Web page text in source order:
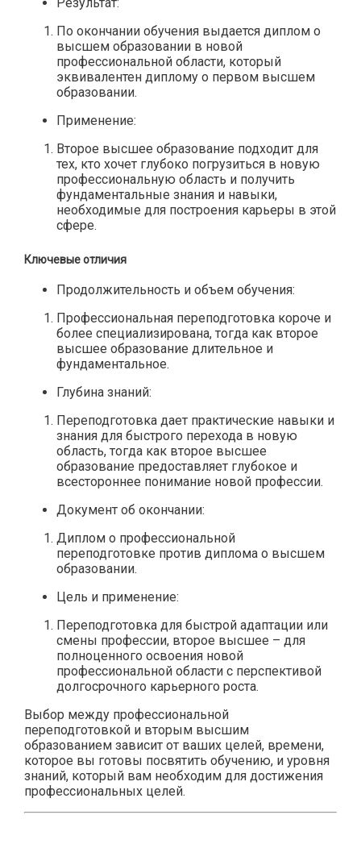
По окончании обучения выдается диплом о
высшем образовании в новой
профессиональной области, который
эквивалентен диплому о первом высшем
образовании.
Применение:
Второе высшее образование подходит для
тех, кто хочет глубоко погрузиться в новую
профессиональную область и получить
фундаментальные знания и навыки,
необходимые для построения карьеры в этой
сфере.
Ключевые отличия
Продолжительность и объем обучения:
Профессиональная переподготовка короче и
более специализирована, тогда как второе
высшее образование длительное и
фундаментальное.
Глубина знаний:
Переподготовка дает практические навыки и
знания для быстрого перехода в новую
область, тогда как второе высшее
образование предоставляет глубокое и
всестороннее понимание новой профессии.
Документ об окончании:
Диплом о профессиональной
переподготовке против диплома о высшем
образовании.
Цель и применение:
Переподготовка для быстрой адаптации или
смены профессии, второе высшее – для
полноценного освоения новой
профессиональной области с перспективой
долгосрочного карьерного роста.
Выбор между профессиональной
переподготовкой и вторым высшим
образованием зависит от ваших целей, времени,
которое вы готовы посвятить обучению, и уровня
знаний, который вам необходим для достижения
профессиональных целей.